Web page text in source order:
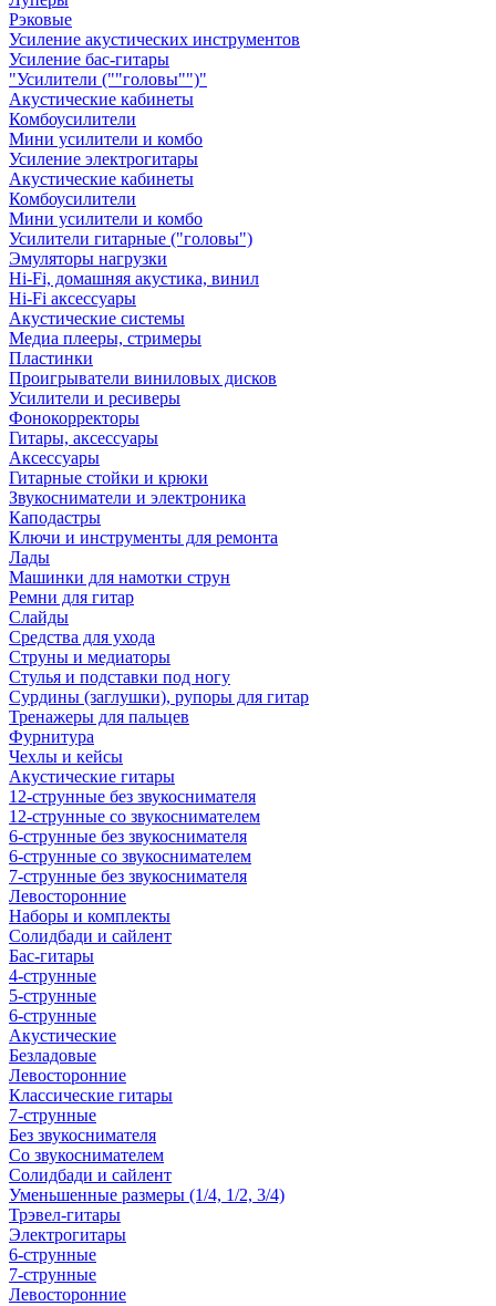
Рэковые
Усиление акустических инструментов
Усиление бас-гитары
"Усилители (""головы"")"
Акустические кабинеты
Комбоусилители
Мини усилители и комбо
Усиление электрогитары
Акустические кабинеты
Комбоусилители
Мини усилители и комбо
Усилители гитарные ("головы")
Эмуляторы нагрузки
Hi-Fi, домашняя акустика, винил
Hi-Fi аксессуары
Акустические системы
Медиа плееры, стримеры
Пластинки
Проигрыватели виниловых дисков
Усилители и ресиверы
Фонокорректоры
Гитары, аксессуары
Аксессуары
Гитарные стойки и крюки
Звукосниматели и электроника
Каподастры
Ключи и инструменты для ремонта
Лады
Машинки для намотки струн
Ремни для гитар
Слайды
Средства для ухода
Струны и медиаторы
Стулья и подставки под ногу
Сурдины (заглушки), рупоры для гитар
Тренажеры для пальцев
Фурнитура
Чехлы и кейсы
Акустические гитары
12-струнные без звукоснимателя
12-струнные со звукоснимателем
6-струнные без звукоснимателя
6-струнные со звукоснимателем
7-струнные без звукоснимателя
Левосторонние
Наборы и комплекты
Солидбади и сайлент
Бас-гитары
4-струнные
5-струнные
6-струнные
Акустические
Безладовые
Левосторонние
Классические гитары
7-струнные
Без звукоснимателя
Со звукоснимателем
Солидбади и сайлент
Уменьшенные размеры (1/4, 1/2, 3/4)
Трэвел-гитары
Электрогитары
6-струнные
7-струнные
Левосторонние